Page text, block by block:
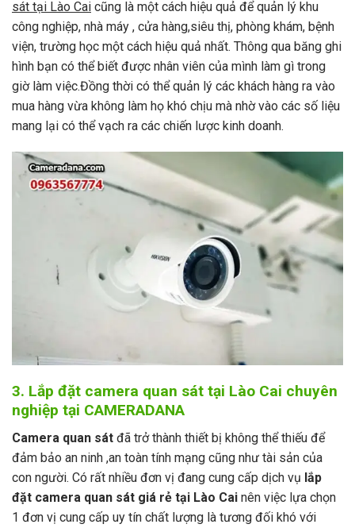
sát tại Lào Cai cũng là một cách hiệu quả để quản lý khu
công nghiệp, nhà máy , cửa hàng,siêu thị, phòng khám, bệnh
viện, trường học một cách hiệu quả nhất. Thông qua băng ghi
hình bạn có thể biết được nhân viên của mình làm gì trong
giờ làm việc.Đồng thời có thể quản lý các khách hàng ra vào
mua hàng vừa không làm họ khó chịu mà nhờ vào các số liệu
mang lại có thể vạch ra các chiến lược kinh doanh.
3. Lắp đặt camera quan sát tại Lào Cai chuyên
nghiệp tại CAMERADANA
Camera quan sát đã trở thành thiết bị không thể thiếu để
đảm bảo an ninh ,an toàn tính mạng cũng như tài sản của
con người. Có rất nhiều đơn vị đang cung cấp dịch vụ lắp
đặt camera quan sát giá rẻ tại Lào Cai nên việc lựa chọn
1 đơn vị cung cấp uy tín chất lượng là tương đối khó với